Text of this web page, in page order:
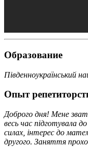
Образование
Південноукраїнський
Опыт
Доброго дня! Мене
весь час підготувала
силах, інтерес до
другого. Заняття